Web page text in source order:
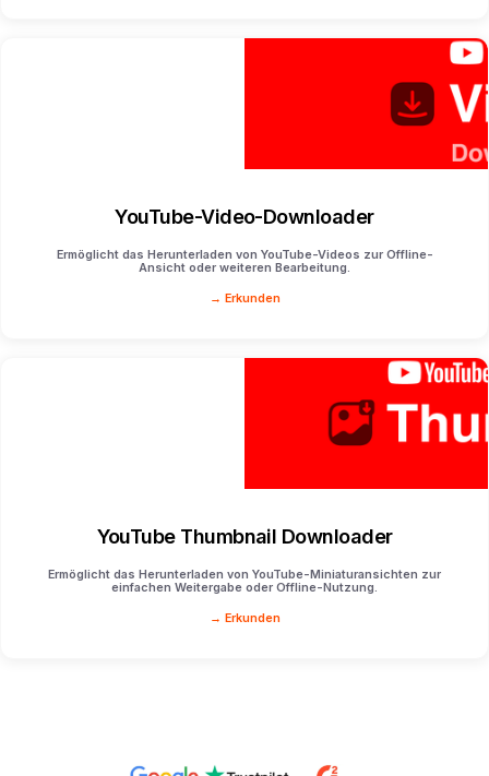
YouTube-Video-Downloader
Ermöglicht das Herunterladen von YouTube-Videos zur Offline-
Ansicht oder weiteren Bearbeitung.
→ Erkunden
YouTube Thumbnail Downloader
Ermöglicht das Herunterladen von YouTube-Miniaturansichten zur
einfachen Weitergabe oder Offline-Nutzung.
→ Erkunden